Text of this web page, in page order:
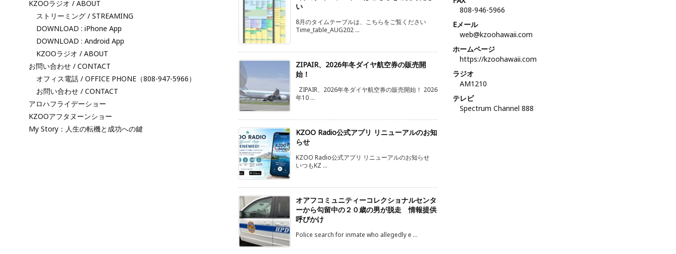
KZOOラジオ / ABOUT
ストリーミング / STREAMING
DOWNLOAD : iPhone App
DOWNLOAD : Android App
KZOOラジオ / ABOUT
お問い合わせ / CONTACT
オフィス電話 / OFFICE PHONE（808-947-5966）
お問い合わせ / CONTACT
アロハフライデーショー
KZOOアフタヌーンショー
My Story：人生の転機と成功への鍵
い
8月のタイムテーブルは、こちらをご覧ください
Time_table_AUG202 ...
ZIPAIR、2026年冬ダイヤ航空券の販売開
始！
ZIPAIR、2026年冬ダイヤ航空券の販売開始！ 2026
年10 ...
KZOO Radio公式アプリ リニューアルのお知
らせ
KZOO Radio公式アプリ リニューアルのお知らせ
いつもKZ ...
オアフコミュニティーコレクショナルセンタ
ーから勾留中の２０歳の男が脱走 情報提供
呼びかけ
Police search for inmate who allegedly e ...
808-946-5966
Eメール
web@kzoohawaii.com
ホームページ
https://kzoohawaii.com
ラジオ
AM1210
テレビ
Spectrum Channel 888